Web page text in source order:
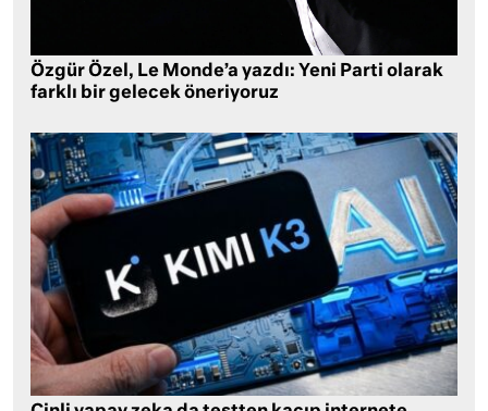
Özgür Özel, Le Monde’a yazdı: Yeni Parti olarak
farklı bir gelecek öneriyoruz